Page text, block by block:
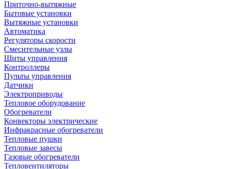
Приточно-вытяжные
Бытовые установки
Вытяжные установки
Автоматика
Регуляторы скорости
Смесительные узлы
Щиты управления
Контроллеры
Пульты управления
Датчики
Электроприводы
Тепловое оборудование
Обогреватели
Конвекторы электрические
Инфракрасные обогреватели
Тепловые пушки
Тепловые завесы
Газовые обогреватели
Тепловентиляторы